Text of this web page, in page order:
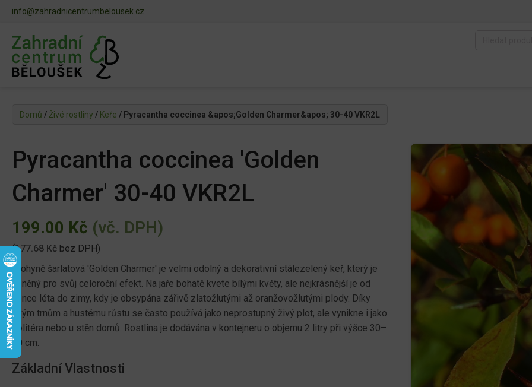
info@zahradnicentrumbelousek.cz
Domů / Živé rostliny / Keře / Pyracantha coccinea &apos;Golden Charmer&apos; 30-40 VKR2L
Pyracantha coccinea 'Golden
Charmer' 30-40 VKR2L
199.00 Kč (vč. DPH)
(177.68 Kč bez DPH)
Hlohyně šarlatová 'Golden Charmer' je velmi odolný a dekorativní stálezelený keř, který je
ceněný pro svůj celoroční efekt. Na jaře bohatě kvete bílými květy, ale nejkrásnější je od
konce léta do zimy, kdy je obsypána zářivě zlatožlutými až oranžovožlutými plody. Díky
svým trnům a hustému růstu se často používá jako neprostupný živý plot, ale vynikne i jako
solitéra nebo u stěn domů. Rostlina je dodávána v kontejneru o objemu 2 litry při výšce 30–
40 cm.
Základní Vlastnosti